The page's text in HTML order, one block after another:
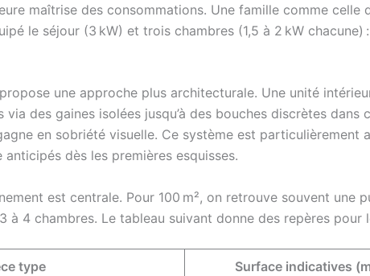
maîtrise des consommations. Une famille comme celle
le séjour (3 kW) et trois chambres (1,5 à 2 kW
propose une approche plus architecturale. Une unité
via des gaines isolées jusqu’à des bouches discrètes dans
en sobriété visuelle. Ce système est
dès les premières esquisses.
est centrale. Pour 100 m², on retrouve souvent une
à 4 chambres. Le tableau suivant donne des repères pour
type Surface indicatives